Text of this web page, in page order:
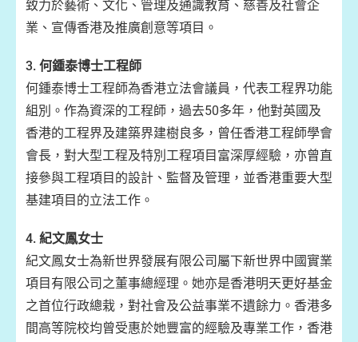
致力於藝術、文化、管理及通識教育、慈善及社會企
業、宣傳香港及推廣創意等項目。
3. 何鍾泰博士工程師
何鍾泰博士工程師為香港立法會議員，代表工程界功能
組別。作為資深的工程師，過去50多年，他對英國及
香港的工程界及建築界建樹良多，曾任香港工程師學會
會長，對大型工程及特別工程項目富深厚經驗，亦曾直
接參與工程項目的設計、監督及管理，並香港重要大型
基建項目的立法工作。
4. 紀文鳳女士
紀文鳳女士為新世界發展有限公司屬下新世界中國實業
項目有限公司之董事總經理。她亦是香港明天更好基金
之首位行政總栽，對社會及公益事業不遺餘力。香港多
間高等院校均曾受惠於她豐富的經驗及專業工作，香港